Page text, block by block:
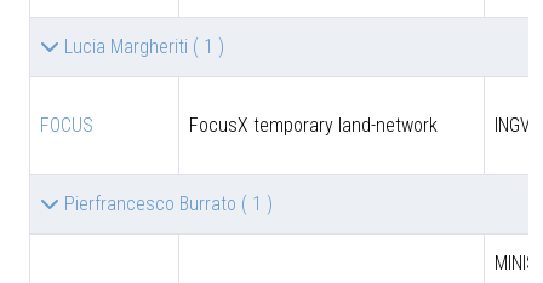
Lucia Margheriti ( 1 )
FOCUS FocusX temporary land-network INGV
Pierfrancesco Burrato ( 1 )